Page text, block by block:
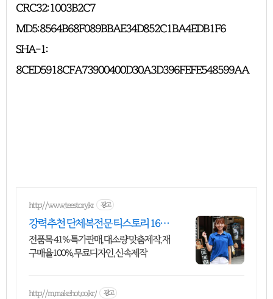
CRC32: 1003B2C7
MD5: 8564B68F089BBAE34D852C1BA4EDB1F6
SHA-1:
8CED5918CFA73900400D30A3D396FEFE548599AA
http://www.teestory.kr 광고
강력추천 단체복전문 티스토리 16년
전통의 전문업체
전품목 41% 특가판매, 대소량 맞춤제작, 재
구매율100%, 무료디자인, 신속제작
http://m.makehot.co.kr/ 광고